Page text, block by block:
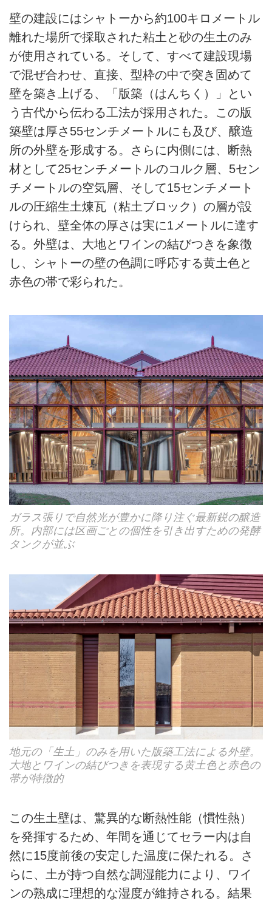
壁の建設にはシャトーから約100キロメートル
離れた場所で採取された粘土と砂の生土のみ
が使用されている。そして、すべて建設現場
で混ぜ合わせ、直接、型枠の中で突き固めて
壁を築き上げる、「版築（はんちく）」とい
う古代から伝わる工法が採用された。この版
築壁は厚さ55センチメートルにも及び、醸造
所の外壁を形成する。さらに内側には、断熱
材として25センチメートルのコルク層、5セン
チメートルの空気層、そして15センチメート
ルの圧縮生土煉瓦（粘土ブロック）の層が設
けられ、壁全体の厚さは実に1メートルに達す
る。外壁は、大地とワインの結びつきを象徴
し、シャトーの壁の色調に呼応する黄土色と
赤色の帯で彩られた。
ガラス張りで自然光が豊かに降り注ぐ最新鋭の醸造
所。内部には区画ごとの個性を引き出すための発酵
タンクが並ぶ
地元の「生土」のみを用いた版築工法による外壁。
大地とワインの結びつきを表現する黄土色と赤色の
帯が特徴的
この生土壁は、驚異的な断熱性能（慣性熱）
を発揮するため、年間を通じてセラー内は自
然に15度前後の安定した温度に保たれる。さ
らに、土が持つ自然な調湿能力により、ワイ
ンの熟成に理想的な湿度が維持される。結果